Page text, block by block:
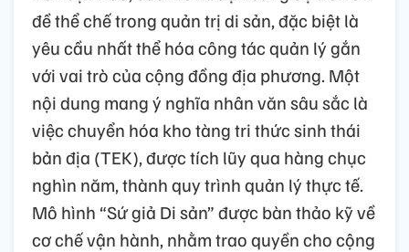
đề thể chế trong quản trị di sản, đặc biệt là
yêu cầu nhất thể hóa công tác quản lý gắn
với vai trò của cộng đồng địa phương. Một
nội dung mang ý nghĩa nhân văn sâu sắc là
việc chuyển hóa kho tàng tri thức sinh thái
bản địa (TEK), được tích lũy qua hàng chục
nghìn năm, thành quy trình quản lý thực tế.
Mô hình “Sứ giả Di sản” được bàn thảo kỹ về
cơ chế vận hành, nhằm trao quyền cho cộng